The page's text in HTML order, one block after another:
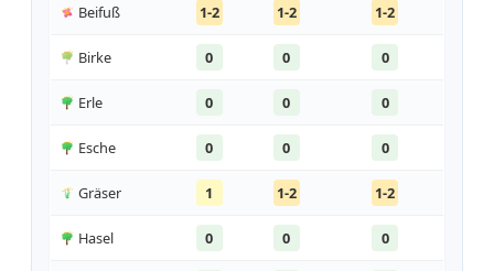
Beifuß 1-2 1-2 1-2
Birke 0 0 0
Erle 0 0 0
Esche 0 0 0
Gräser 1 1-2 1-2
Hasel 0 0 0